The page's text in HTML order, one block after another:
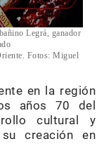
Legrá, ganador
Fotos: Miguel
en la región
años 70 del
cultural y
su creación en